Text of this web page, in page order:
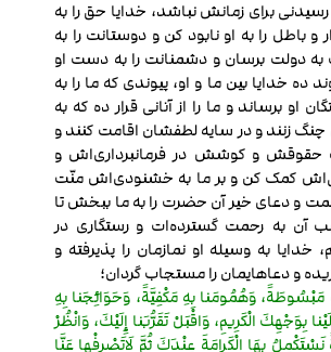
برای زمانش نباشد، خدایا حق را به
و باطل را به او نابود کن و دوستانت را به
دولت برسان و دشمنانت را به دست او
ده خدایا بین ما و او، پیوندی که ما را به
او برساند و ما را از آنانی قرار ده که به
چنگ زنند و در سایه لطفشان اقامت کنند و
حقوقش و کوشش در فرمانبرداری‌اش و
کمک کن و بر ما به خشنودی‌اش منّت
و دعای خیر آن حضرت را به ما ببخش تا
آن به رحمت گسترده‌ات و رستگاری در
خدایا به وسیله او نمازمان را پذیرفته و
و دعاهایمان را مستجاب گردان؛
مَبْسُوطَةً، وَهُمُومَنا بِهِ مَكْفِيَّةً، وَحَوَائِجَنا بِهِ
بِوَجْهِكَ الْكَرِيمِ، وَاقْبَلْ تَقَرُّبَنا إِلَيْكَ، وَانْظُرْ
نَسْتَكْمِلُ بِهَا الْكَرامَةَ عِنْدَكَ ثُمَّ لَاتَصْرِفْها عَنَّا